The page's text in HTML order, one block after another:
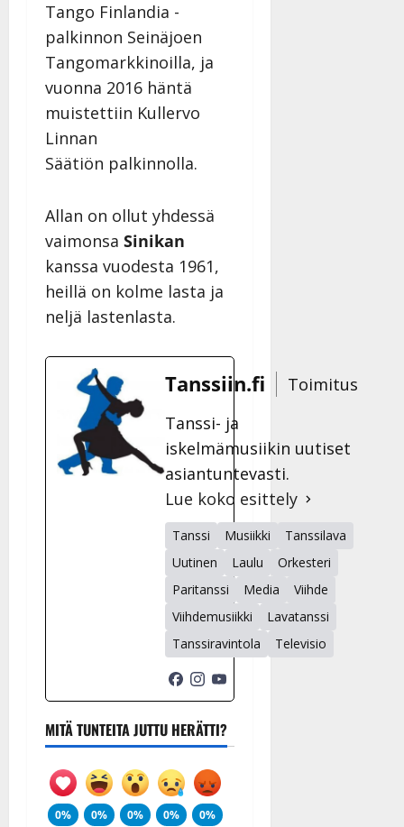
Tango Finlandia -
palkinnon Seinäjoen
Tangomarkkinoilla, ja
vuonna 2016 häntä
muistettiin Kullervo
Linnan
Säätiön palkinnolla.
Allan on ollut yhdessä
vaimonsa Sinikan
kanssa vuodesta 1961,
heillä on kolme lasta ja
neljä lastenlasta.
Tanssiin.fi
Toimitus
Tanssi- ja
iskelmämusiikin uutiset
asiantuntevasti.
Lue koko esittely
Tanssi Musiikki
Tanssilava
Uutinen
Laulu
Orkesteri
Paritanssi
Media
Viihde
Viihdemusiikki
Lavatanssi
Tanssiravintola
Televisio
MITÄ TUNTEITA JUTTU HERÄTTI?
0%
0%
0%
0%
0%